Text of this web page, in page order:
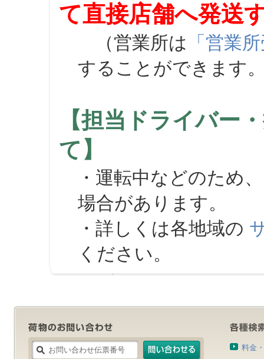
て直接店舗へ発送
（営業所は 「営業
することができます
【担当ドライバー
て】
・運転中などのため
場合があります。
・詳しくは各地域の
ください。
料金